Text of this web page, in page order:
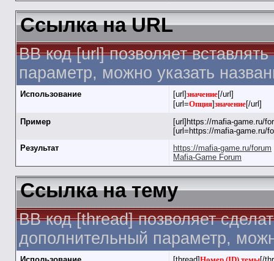
Ссылка на URL
BB код [url] позволяет
параметр, можно указать
Использование [url]значение[/url]
[url=Опция]значение[/url]
Пример
[url]https://mafia-game.ru/
[url=https://mafia-game.ru/
Результат
https://mafia-game.ru/forum
Mafia-Game Forum
Ссылка на тему
BB код [thread] позволяет
дополнительный параметр,